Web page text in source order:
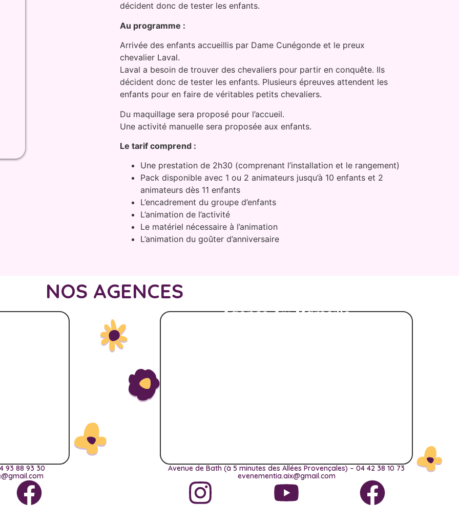
décident donc de tester les enfants.
Au programme :
Arrivée des enfants accueillis par Dame Cunégonde et le preux
chevalier Laval.
Laval a besoin de trouver des chevaliers pour partir en conquête. Ils
décident donc de tester les enfants. Plusieurs épreuves attendent les
enfants pour en faire de véritables petits chevaliers.
Du maquillage sera proposé pour l’accueil.
Une activité manuelle sera proposée aux enfants.
Le tarif comprend :
Une prestation de 2h30 (comprenant l’installation et le rangement)
Pack disponible avec 1 ou 2 animateurs jusqu’à 10 enfants et 2
animateurs dès 11 enfants
L’encadrement du groupe d’enfants
L’animation de l’activité
Le matériel nécessaire à l’animation
L’animation du goûter d’anniversaire
NOS AGENCES
93 88 93 30
Agence Aix-Marseille
Avenue de Bath (à 5 minutes des Allées Provençales) – 04 42 38 10 73
evenementia.aix@gmail.com